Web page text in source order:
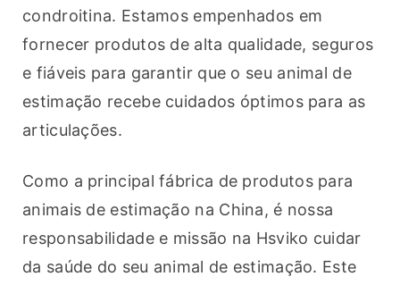
condroitina. Estamos empenhados em
fornecer produtos de alta qualidade, seguros
e fiáveis para garantir que o seu animal de
estimação recebe cuidados óptimos para as
articulações.
Como a principal fábrica de produtos para
animais de estimação na China, é nossa
responsabilidade e missão na Hsviko cuidar
da saúde do seu animal de estimação. Este